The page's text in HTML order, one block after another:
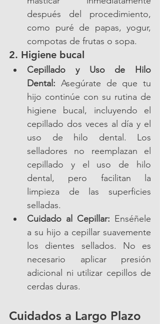
después del procedimiento,
como puré de papas, yogur,
compotas de frutas o sopa.
2. Higiene bucal
Cepillado y Uso de Hilo
Dental: Asegúrate de que tu
hijo continúe con su rutina de
higiene bucal, incluyendo el
cepillado dos veces al día y el
uso de hilo dental. Los
selladores no reemplazan el
cepillado y el uso de hilo
dental, pero facilitan la
limpieza de las superficies
selladas.
Cuidado al Cepillar: Enséñele
a su hijo a cepillar suavemente
los dientes sellados. No es
necesario aplicar presión
adicional ni utilizar cepillos de
cerdas duras.
Cuidados a Largo Plazo